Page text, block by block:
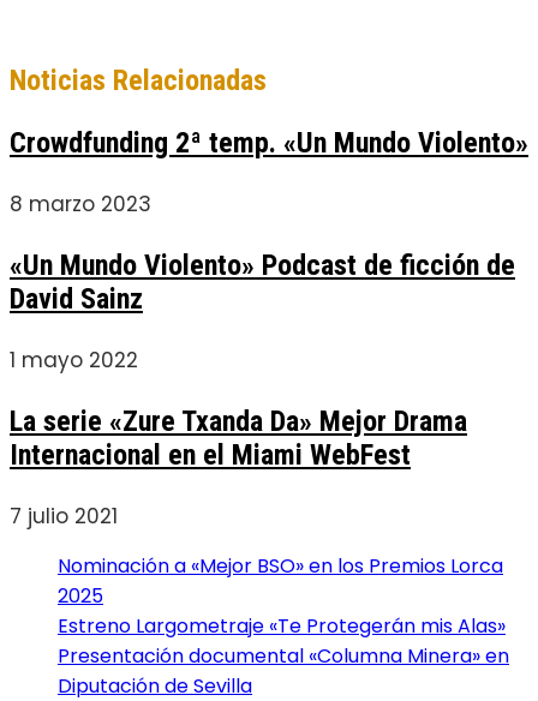
Noticias Relacionadas
Crowdfunding 2ª temp. «Un Mundo Violento»
8 marzo 2023
«Un Mundo Violento» Podcast de ficción de
David Sainz
1 mayo 2022
La serie «Zure Txanda Da» Mejor Drama
Internacional en el Miami WebFest
7 julio 2021
Nominación a «Mejor BSO» en los Premios Lorca
2025
Estreno Largometraje «Te Protegerán mis Alas»
Presentación documental «Columna Minera» en
Diputación de Sevilla